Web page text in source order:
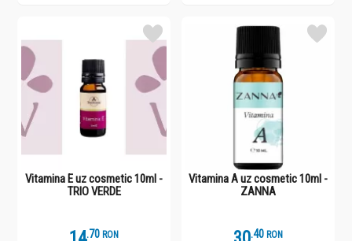
Vitamina E uz cosmetic 10ml -
TRIO VERDE
.7 RON
Vitamina A uz cosmetic 10ml -
ZANNA
.4 RON